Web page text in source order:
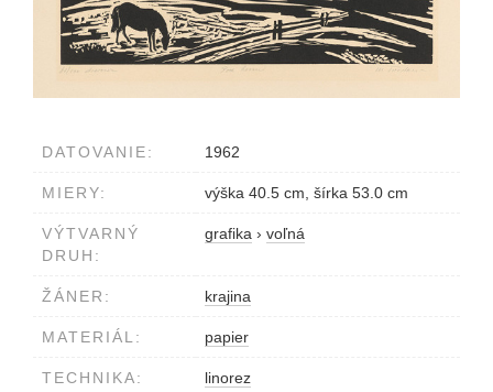
DATOVANIE: 1962
MIERY: výška 40.5 cm, šírka 53.0 cm
VÝTVARNÝ
DRUH:
grafika › voľná
ŽÁNER: krajina
MATERIÁL: papier
TECHNIKA: linorez